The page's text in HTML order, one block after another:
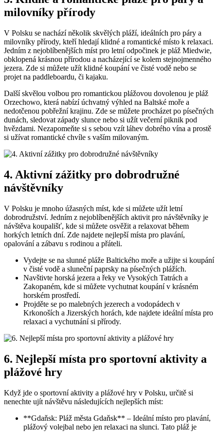
milovníky přírody
V Polsku se nachází několik skvělých pláží, ideálních pro páry a
milovníky přírody, kteří hledají klidné a romantické místo k relaxaci.
Jedním z nejoblíbenějších míst pro letní odpočinek je pláž Miedwie,
obklopená krásnou přírodou a nacházející se kolem stejnojmenného
jezera. Zde si můžete užít klidné koupání ve čisté vodě nebo se
projet na paddleboardu, či kajaku.
Další skvělou volbou pro romantickou plážovou dovolenou je pláž
Orzechowo, která nabízí úchvatný výhled na Baltské moře a
nedotčenou pobřežní krajinu. Zde se můžete procházet po písečných
dunách, sledovat západy slunce nebo si užít večerní piknik pod
hvězdami. Nezapomeňte si s sebou vzít láhev dobrého vína a prostě
si užívat romantické chvíle s vaším milovaným.
4. Aktivní zážitky pro dobrodružné
návštěvníky
V Polsku je mnoho úžasných míst, kde si můžete užít letní
dobrodružství. Jedním z nejoblíbenějších aktivit pro návštěvníky je
návštěva koupališť, kde si můžete osvěžit a relaxovat během
horkých letních dní. Zde najdete nejlepší místa pro plavání,
opalování a zábavu s rodinou a přáteli.
Vydejte se na slunné pláže Baltického moře a užijte si koupání
v čisté vodě a sluneční paprsky na písečných plážích.
Navštivte horská jezera a řeky ve Vysokých Tatrách a
Zakopaném, kde si můžete vychutnat koupání v krásném
horském prostředí.
Projděte se po malebných jezerech a vodopádech v
Krkonoších a Jizerských horách, kde najdete ideální místa pro
relaxaci a vychutnání si přírody.
6. Nejlepší místa pro sportovní aktivity a
plážové hry
Když jde o sportovní aktivity a plážové hry v Polsku, určitě si
nenechte ujít návštěvu následujících nejlepších míst:
**Gdaňsk: Pláž města Gdaňsk** – Ideální místo pro plavání,
plážový volejbal nebo jen relaxaci na slunci. Tato pláž je